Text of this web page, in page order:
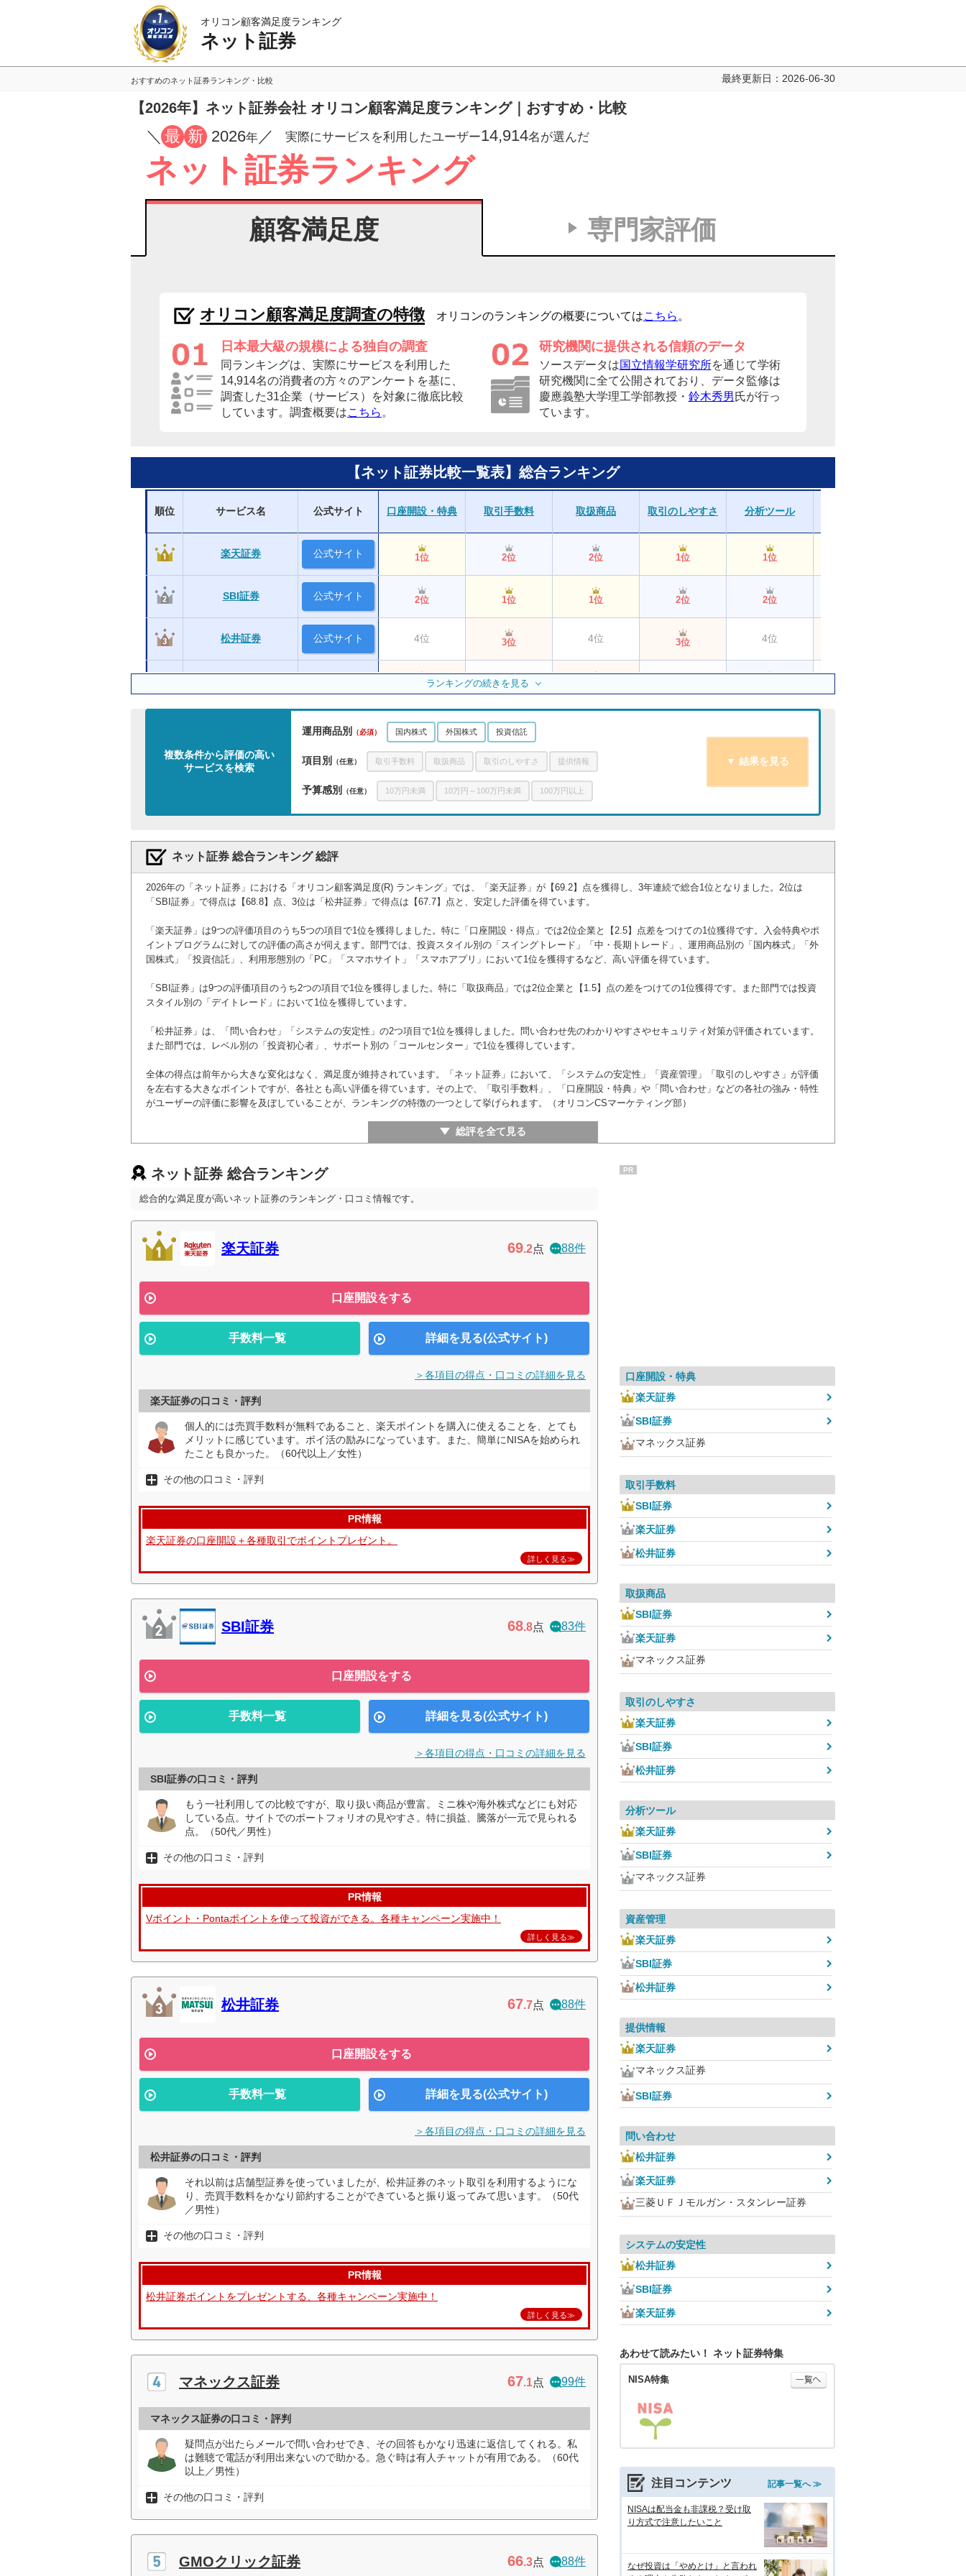
オリコン顧客満足度ランキング
ネット証券
最終更新日： 2026-06-30
おすすめのネット証券ランキング・比較
【2026年】ネット証券会社 オリコン顧客満足度ランキング｜おすすめ・比較
／ 最 新 2026年 ／ 実際にサービスを利用したユーザー14,914名が選んだ
ネット証券ランキング
顧客満足度 専門家評価
オリコン顧客満足度調査の特徴 オリコンのランキングの概要についてはこちら 。
日本最大級の規模による独自の調査
同ランキングは、実際にサービスを利用した
14,914名の消費者の方々のアンケートを基に、
調査した31企業（サービス）を対象に徹底比較
しています。調査概要はこちら 。
研究機関に提供される信頼のデータ
ソースデータは国立情報学研究所を通じて学術
研究機関に全て公開されており、データ監修は
慶應義塾大学理工学部教授・ 鈴木秀男 氏が行っ
ています。
【ネット証券比較一覧表】総合ランキング
順位 サービス名 公式サイト 口座開設・特典 取引手数料 取扱商品 取引のしやすさ 分析ツール
楽天証券 公式サイト 1位 2位 2位 1位 1位
SBI証券 公式サイト 2位 1位 1位 2位 2位
松井証券 公式サイト 4位 3位 4位 3位 4位
3位 6位
5位 4位
三菱ＵＦＪｅスマート
証券（旧：auカブコム
6位 8位 7位 7位
ＳＭＢＣ日興証券 7位 10位 6位 6位 ー
岡三オンライン
三菱ＵＦＪモルガン・
スタンレー証券
10位 ー 5位
SBIネオトレード証券 公式サイト 8位 5位 ー ー
大和証券 ー ー 9位 ー 10位
野村證券 ー ー 8位 9位 8位
岩井コスモ証券 ー 9位 ー ー ー
ランキングの続きを見る
複数条件から評価の高い
サービスを検索
運用商品別 （必須） 国内株式 外国株式 投資信託
項目別 （任意） 取引手数料 取扱商品 取引のしやすさ 提供情報
予算感別 （任意） 10万円未満 10万円～100万円未満 100万円以上
ネット証券 総合ランキング 総評
2026年の「ネット証券」における「オリコン顧客満足度(R) ランキング」では、「楽天証券」が【69.2】点を獲得し、3年連続で総合1位となりました。2位は
「SBI証券」で得点は【68.8】点、3位は「松井証券」で得点は【67.7】点と、安定した評価を得ています。
「楽天証券」は9つの評価項目のうち5つの項目で1位を獲得しました。特に「口座開設・得点」では2位企業と【2.5】点差をつけての1位獲得です。入会特典やポ
イントプログラムに対しての評価の高さが伺えます。部門では、投資スタイル別の「スイングトレード」「中・長期トレード」、運用商品別の「国内株式」「外
国株式」「投資信託」、利用形態別の「PC」「スマホサイト」「スマホアプリ」において1位を獲得するなど、高い評価を得ています。
「SBI証券」は9つの評価項目のうち2つの項目で1位を獲得しました。特に「取扱商品」では2位企業と【1.5】点の差をつけての1位獲得です。また部門では投資
スタイル別の「デイトレード」において1位を獲得しています。
「松井証券」は、「問い合わせ」「システムの安定性」の2つ項目で1位を獲得しました。問い合わせ先のわかりやすさやセキュリティ対策が評価されています。
また部門では、レベル別の「投資初心者」、サポート別の「コールセンター」で1位を獲得しています。
全体の得点は前年から大きな変化はなく、満足度が維持されています。「ネット証券」において、「システムの安定性」「資産管理」「取引のしやすさ」が評価
を左右する大きなポイントですが、各社とも高い評価を得ています。その上で、「取引手数料」、「口座開設・特典」や「問い合わせ」などの各社の強み・特性
がユーザーの評価に影響を及ぼしていることが、ランキングの特徴の一つとして挙げられます。（オリコンCSマーケティング部）
総評を全て見る
ネット証券 総合ランキング
総合的な満足度が高いネット証券のランキング・口コミ情報です。
楽天証券 69.2点 88件
口座開設をする
手数料一覧 詳細を見る(公式サイト)
＞各項目の得点・口コミの詳細を見る
楽天証券の口コミ・評判
個人的には売買手数料が無料であること、楽天ポイントを購入に使えることを、とても
メリットに感じています。ポイ活の励みになっています。また、簡単にNISAを始められ
たことも良かった。（60代以上／女性）
その他の口コミ・評判
PR情報
楽天証券の口座開設＋各種取引でポイントプレゼント。
詳しく見る≫
SBI証券 68.8点 83件
口座開設をする
手数料一覧 詳細を見る(公式サイト)
＞各項目の得点・口コミの詳細を見る
SBI証券の口コミ・評判
もう一社利用しての比較ですが、取り扱い商品が豊富。ミニ株や海外株式などにも対応
している点。サイトでのポートフォリオの見やすさ。特に損益、騰落が一元で見られる
点。（50代／男性）
その他の口コミ・評判
PR情報
Vポイント・Pontaポイントを使って投資ができる。各種キャンペーン実施中！
詳しく見る≫
松井証券 67.7点 88件
口座開設をする
手数料一覧 詳細を見る(公式サイト)
＞各項目の得点・口コミの詳細を見る
松井証券の口コミ・評判
それ以前は店舗型証券を使っていましたが、松井証券のネット取引を利用するようにな
り、売買手数料をかなり節約することができていると振り返ってみて思います。（50代
／男性）
その他の口コミ・評判
PR情報
松井証券ポイントをプレゼントする、各種キャンペーン実施中！
詳しく見る≫
マネックス証券 67.1点 99件
マネックス証券の口コミ・評判
疑問点が出たらメールで問い合わせでき、その回答もかなり迅速に返信してくれる。私
は難聴で電話が利用出来ないので助かる。急ぐ時は有人チャットが有用である。（60代
以上／男性）
その他の口コミ・評判
GMOクリック証券 66.3点 88件
PR
口座開設・特典
楽天証券
SBI証券
マネックス証券
取引手数料
SBI証券
楽天証券
松井証券
取扱商品
SBI証券
楽天証券
マネックス証券
取引のしやすさ
楽天証券
SBI証券
松井証券
分析ツール
楽天証券
SBI証券
マネックス証券
資産管理
楽天証券
SBI証券
松井証券
提供情報
楽天証券
マネックス証券
SBI証券
問い合わせ
松井証券
楽天証券
三菱ＵＦＪモルガン・スタンレー証券
システムの安定性
松井証券
SBI証券
楽天証券
あわせて読みたい！ ネット証券特集
NISA特集
注目コンテンツ 記事一覧へ ≫
NISAは配当金も非課税？受け取
り方式で注意したいこと
なぜ投資は「やめとけ」と言われ